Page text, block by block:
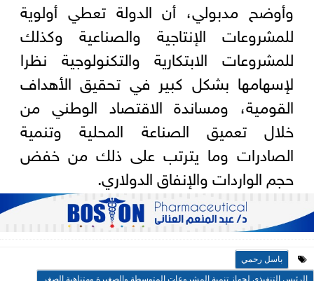
وأوضح مدبولي، أن الدولة تعطي أولوية
للمشروعات الإنتاجية والصناعية وكذلك
للمشروعات الابتكارية والتكنولوجية نظرا
لإسهامها بشكل كبير في تحقيق الأهداف
القومية، ومساندة الاقتصاد الوطني من
خلال تعميق الصناعة المحلية وتنمية
الصادرات وما يترتب على ذلك من خفض
حجم الواردات والإنفاق الدولاري.
باسل رحمي